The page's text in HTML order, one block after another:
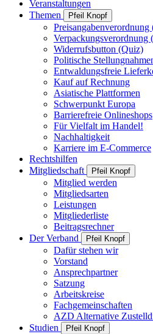
Veranstaltungen
Themen
Pfeil Knopf
Preisangabenverordnung
Verpackungsverordnung
Widerrufsbutton (Quiz)
Politische
Entwaldungsfreie
Kauf auf Rechnung
Asiatische Plattformen
Schwerpunkt Europa
Barrierefreie Onlineshops
Für Vielfalt im Handel!
Nachhaltigkeit
Karriere im E-Commerce
Rechtshilfen
Mitgliedschaft
Pfeil Knopf
Mitglied werden
Mitgliedsarten
Leistungen
Mitgliederliste
Beitragsrechner
Der Verband
Pfeil Knopf
Dafür stehen wir
Vorstand
Ansprechpartner
Satzung
Arbeitskreise
Fachgemeinschaften
AZD Alternative
Studien
Pfeil Knopf